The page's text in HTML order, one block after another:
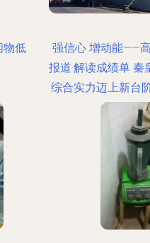
物低
强信心 增动能——
报道·解读成绩单 秦
综合实力迈上新台
货成